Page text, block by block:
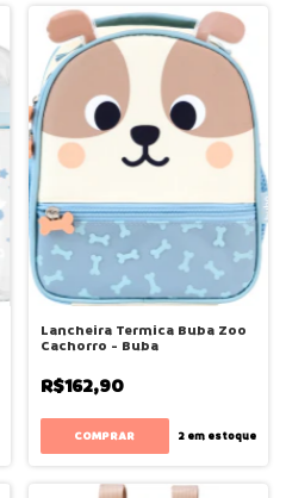
Lancheira Termica Buba Zoo
Cachorro - Buba
R$162,90
2 em estoque